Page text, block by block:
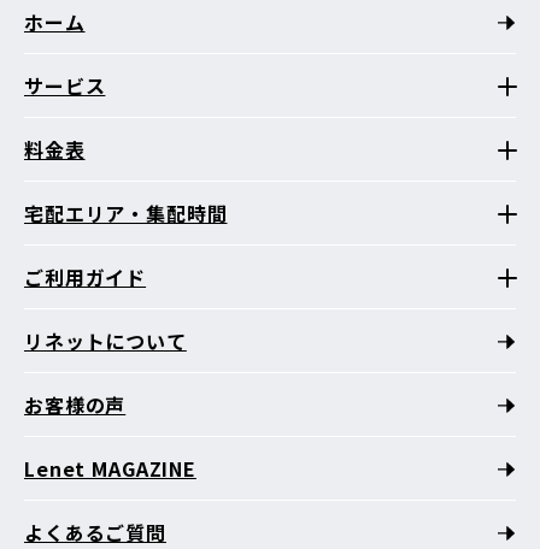
ホーム
サービス
料金表
宅配エリア・集配時間
ご利用ガイド
リネットについて
お客様の声
Lenet MAGAZINE
よくあるご質問